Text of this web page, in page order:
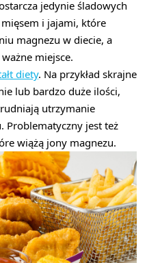
jedynie śladowych
i jajami, które
magnezu w diecie, a
miejsce.
diety. Na przykład skrajne
lub bardzo duże ilości,
utrzymanie
Problematyczny jest też
wiążą jony magnezu.